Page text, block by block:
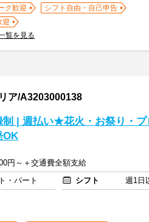
ク歓迎
シフト自由・自己申告
迎
覧を見る
ア/A3203000138
制 | 週払い★花火・お祭り・
OK
円～＋交通費全額支給
・パート シフト
週1日